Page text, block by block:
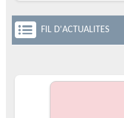
FIL D'ACTUALITES